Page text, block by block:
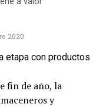
2020
fin de año, la
y